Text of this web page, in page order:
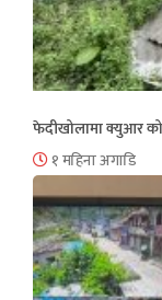
फेदीखोलामा क्युआर
१ महिना अगाडि